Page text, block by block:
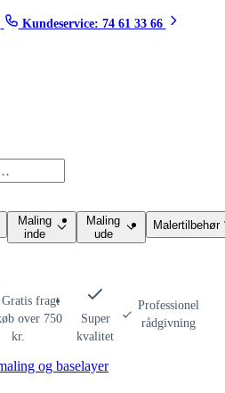
Kundeservice: 74 61 33 66
Maling
inde
Maling
ude
Malertilbehør
Gratis fragt
over 750
kr.
Super
kvalitet
Professionel
rådgivning
og baselayer